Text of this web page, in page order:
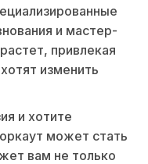
и мастер-
привлекая
изменить
и хотите
может стать
вам не только